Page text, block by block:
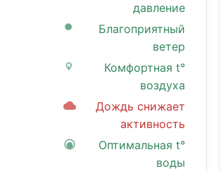
давление
Благоприятный
ветер
Комфортная t°
воздуха
Дождь снижает
активность
Оптимальная t°
воды